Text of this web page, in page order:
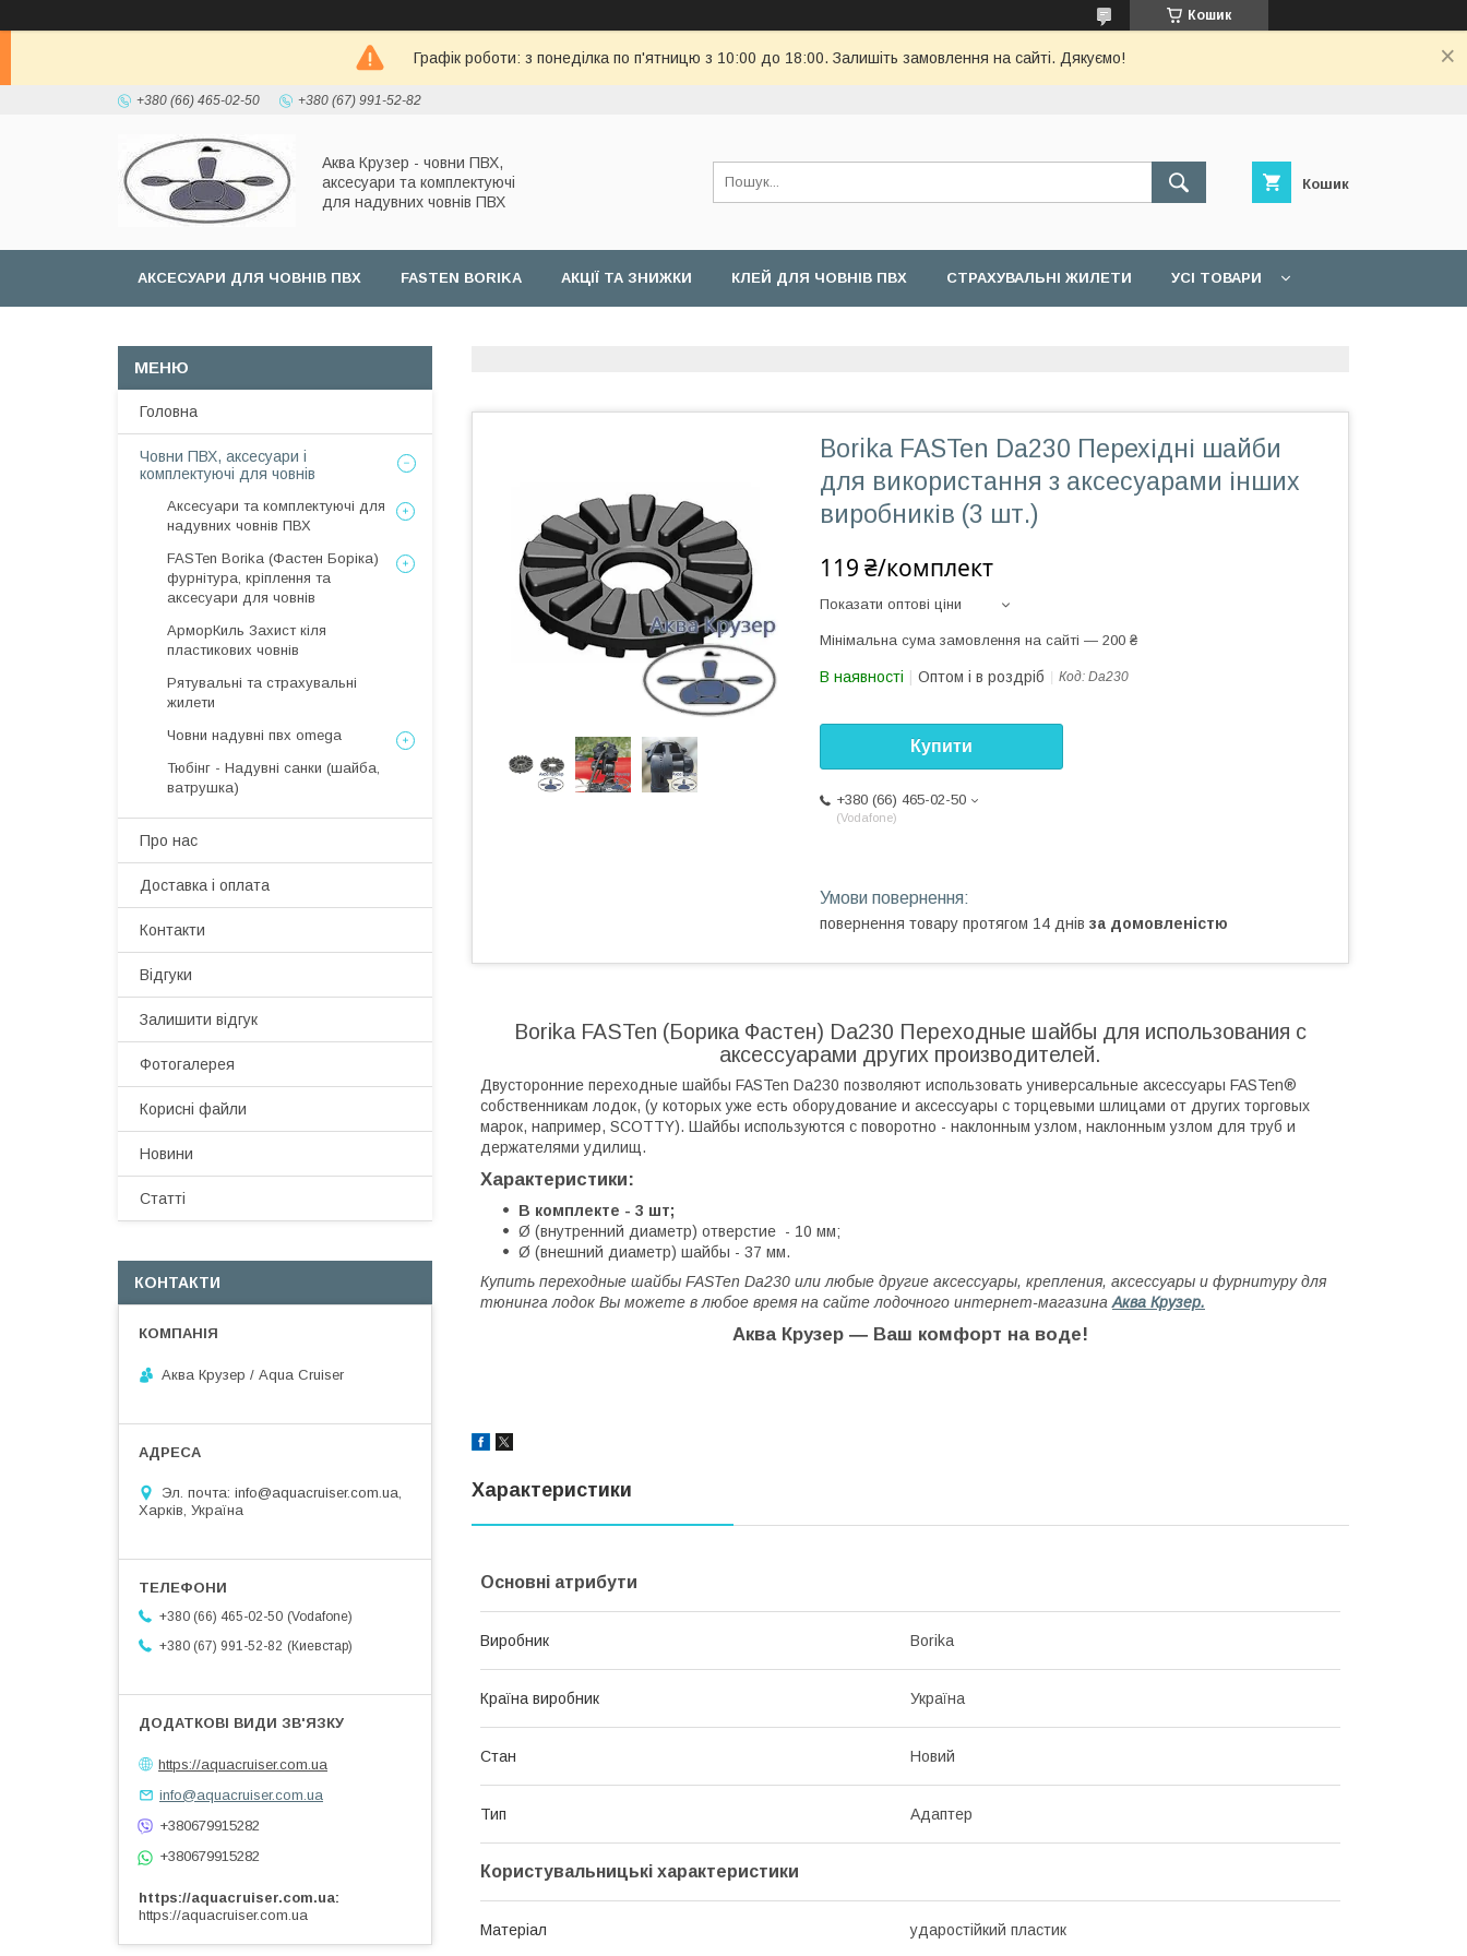
Кошик
Графік роботи: з понеділка по п'ятницю з 10:00 до 18:00. Залишіть замовлення на сайті. Дякуємо!
+380 (66) 465-02-50 +380 (67) 991-52-82
Аква Крузер - човни ПВХ,
аксесуари та комплектуючі
для надувних човнів ПВХ
Кошик
АКСЕСУАРИ ДЛЯ ЧОВНІВ ПВХ FASTEN BORIKA АКЦІЇ ТА ЗНИЖКИ КЛЕЙ ДЛЯ ЧОВНІВ ПВХ СТРАХУВАЛЬНІ ЖИЛЕТИ УСІ ТОВАРИ
Borika FASTen Da230 Перехідні шайби
для використання з аксесуарами інших
виробників (3 шт.)
119 ₴/комплект
Показати оптові ціни
Мінімальна сума замовлення на сайті — 200 ₴
В наявності Оптом і в роздріб Код: Da230
Купити
+380 (66) 465-02-50
Vodafone
повернення товару протягом 14 днів за домовленістю
Borika FASTen (Борика Фастен) Da230 Переходные шайбы для использования с
аксессуарами других производителей.
Двусторонние переходные шайбы FASTen Da230 позволяют использовать универсальные аксессуары FASTen®
собственникам лодок, (у которых уже есть оборудование и аксессуары с торцевыми шлицами от других торговых
марок, например, SCOTTY). Шайбы используются с поворотно - наклонным узлом, наклонным узлом для труб и
держателями удилищ.
Характеристики:
В комплекте - 3 шт;
Ø (внутренний диаметр) отверстие - 10 мм;
Ø (внешний диаметр) шайбы - 37 мм.
Купить переходные шайбы FASTen Da230 или любые другие аксессуары, крепления, аксессуары и фурнитуру для
тюнинга лодок Вы можете в любое время на сайте лодочного интернет-магазина Аква Крузер.
Аква Крузер ― Ваш комфорт на воде!
Характеристики
Основні атрибути
Виробник Borika
Країна виробник Україна
Стан Новий
Тип Адаптер
Користувальницькі характеристики
Матеріал ударостійкий пластик
Головна
Човни ПВХ, аксесуари і
комплектуючі для човнів
Аксесуари та комплектуючі для
надувних човнів ПВХ
FASTen Borika (Фастен Боріка)
фурнітура, кріплення та
аксесуари для човнів
АрморКиль Захист кіля
пластикових човнів
Рятувальні та страхувальні
жилети
Човни надувні пвх omega
Тюбінг - Надувні санки (шайба,
ватрушка)
Про нас
Доставка і оплата
Контакти
Відгуки
Залишити відгук
Фотогалерея
Корисні файли
Новини
Статті
КОНТАКТИ
Аква Крузер / Aqua Cruiser
Эл. почта: info@aquacruiser.com.ua,
Харків, Україна
+380 (66) 465-02-50 Vodafone
+380 (67) 991-52-82
Киевстар
https://aquacruiser.com.ua
info@aquacruiser.com.ua
+380679915282
+380679915282
https://aquacruiser.com.ua
https://aquacruiser.com.ua